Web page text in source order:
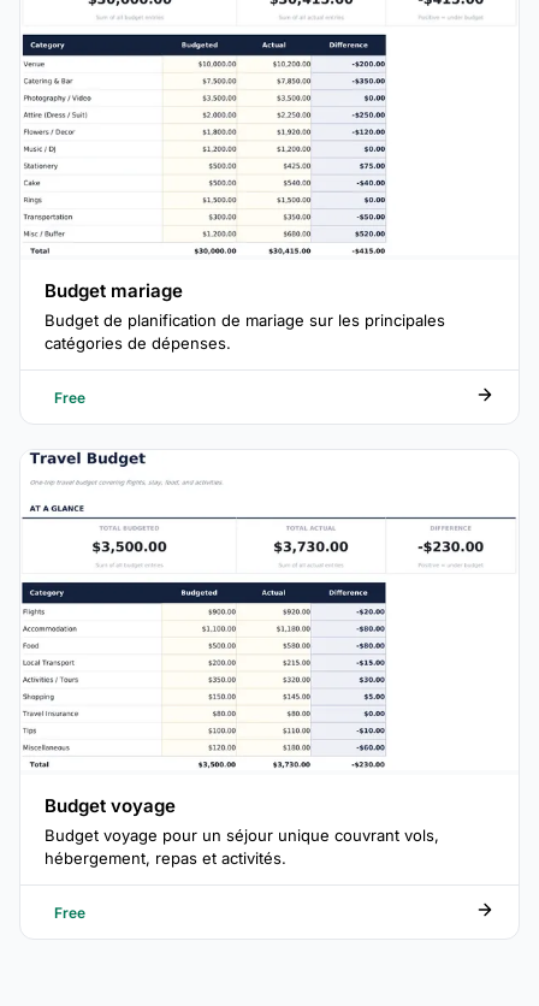
Budget mariage
Budget de planification de mariage sur les principales
catégories de dépenses.
Free
Budget voyage
Budget voyage pour un séjour unique couvrant vols,
hébergement, repas et activités.
Free